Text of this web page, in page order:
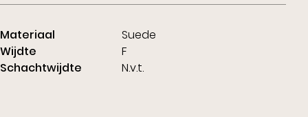
Materiaal
Suede
Wijdte
F
Schachtwijdte
N.v.t.